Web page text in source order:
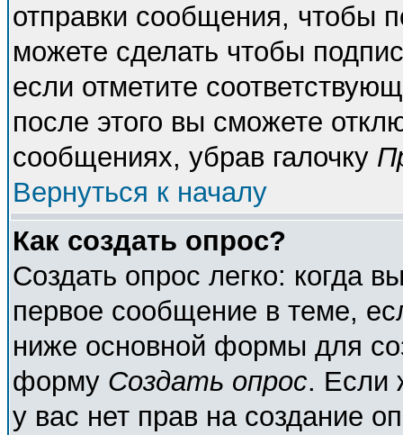
отправки сообщения, чтобы
можете сделать чтобы
если отметите
после этого вы сможете
сообщениях, убрав галочку
Вернуться к началу
Как создать опрос?
Создать опрос легко: когда
первое сообщение в теме,
ниже основной формы для
форму Создать опрос. Если
у вас нет прав на создание